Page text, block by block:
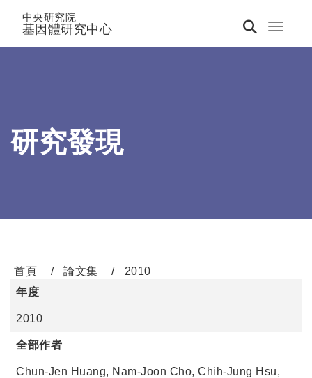
Toggle
中央研究院
基因體研究中心
研究發現
首頁 論文集
2010
年度
2010
全部作者
Chun-Jen Huang, Nam-Joon Cho, Chih-Jung Hsu,